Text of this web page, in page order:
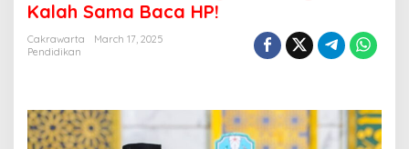
l
j
Kalah Sama Baca HP!
Cakrawarta
March 17, 2025
Pendidikan